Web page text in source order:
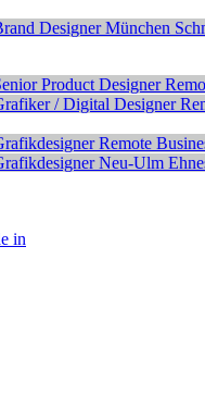
Designer München
Product Designer
/ Digital Designer
Remote
Neu-Ulm